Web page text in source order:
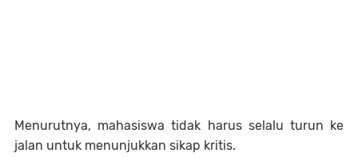
Menurutnya, mahasiswa tidak harus selalu turun ke
jalan untuk menunjukkan sikap kritis.